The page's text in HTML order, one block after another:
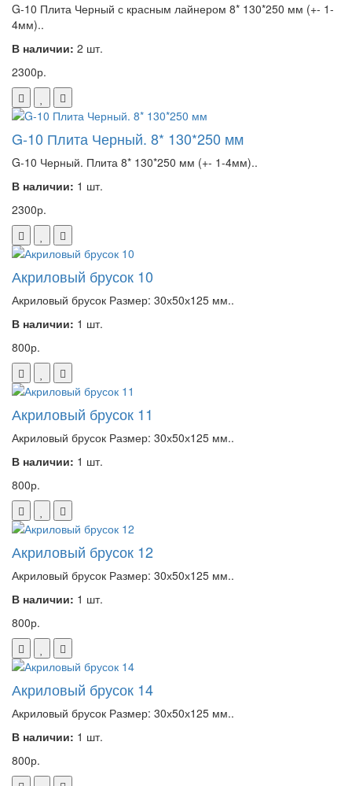
G-10 Плита Черный с красным лайнером 8* 130*250 мм (+- 1-
4мм)..
В наличии: 2 шт.
2300р.
G-10 Плита Черный. 8* 130*250 мм
G-10 Черный. Плита 8* 130*250 мм (+- 1-4мм)..
В наличии: 1 шт.
2300р.
Акриловый брусок 10
Акриловый брусок Размер: 30х50х125 мм..
В наличии: 1 шт.
800р.
Акриловый брусок 11
Акриловый брусок Размер: 30х50х125 мм..
В наличии: 1 шт.
800р.
Акриловый брусок 12
Акриловый брусок Размер: 30х50х125 мм..
В наличии: 1 шт.
800р.
Акриловый брусок 14
Акриловый брусок Размер: 30х50х125 мм..
В наличии: 1 шт.
800р.